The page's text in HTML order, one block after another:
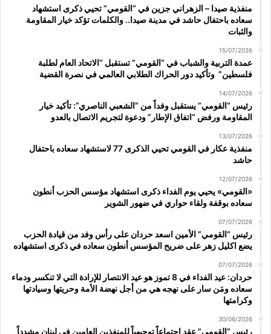
منفذية صيدا – الزهراني جزين في “القومي” تحيي ذكرى استشهاد
سعاده باحتفال حاشد في مدينة صيدا.. والكلمات تؤكد خيار المقاومة
والثبات
15/07/2026
عمدة التربية والشباب في “القومي” تستقبل “الاتحاد العام لطلبة
فلسطين” وتأكيد دور الحراك الطلابي العالمي في نصرة القضية
14/07/2026
رئيس “القومي” يستقبل وفداً من “الشعبي الناصري”: تأكيد خيار
المقاومة ورفض “اتفاق الإطار” ودعوة لتجريم الاتصال بالعدو
13/07/2026
منفذية عكار في القومي تحيي الذكرى 77 لاستشهاد سعاده باحتفال
حاشد
12/07/2026
«القومي» يحيي يوم الفداء ذكرى استشهاد مؤسس الحزب أنطون
سعاده بوقفة ولقاء حواري في ضهور الشوير
07/07/2026
رئيس “القومي” الأمين اسعد حردان على رأس وفد من قيادة الحزب
يضع اكليل زهر على ضريح المؤسس أنطون سعاده في ذكرى استشهاده
07/07/2026
حردان: عيد الفداء في 8 تموز هو عيد الانتصار للإرادة التي لا تنكسر ودماء
سعاده ومَن سار على نهجه هي من أجل نهضة الأمة وحريتها وسيادتها
وكرامتها
30/06/2026
رئيس “القومي” عقد اجتماعاً توجيهياً للمنفذين العامين في لبنان مشدداً